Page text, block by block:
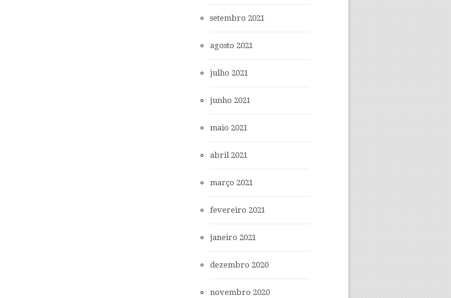
setembro 2021
agosto 2021
julho 2021
junho 2021
maio 2021
abril 2021
março 2021
fevereiro 2021
janeiro 2021
dezembro 2020
novembro 2020